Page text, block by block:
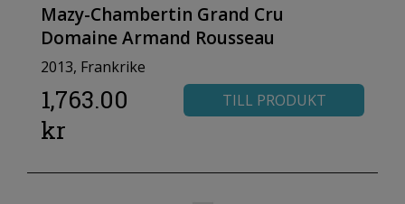
Mazy-Chambertin Grand Cru
Domaine Armand Rousseau
2013, Frankrike
1,763.00
kr
TILL PRODUKT